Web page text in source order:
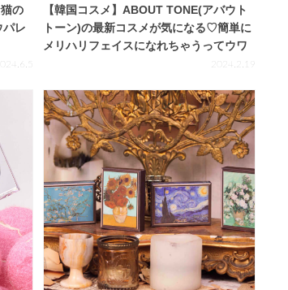
の
パレ
2024.6.5
【韓国コスメ】ABOUT TONE(アバウト
トーン)の最新コスメが気になる♡簡単に
メリハリフェイスになれちゃうってウワ
2024.2.19